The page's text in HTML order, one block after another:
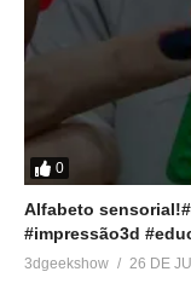
0
Alfabeto
#impressão3d
3dgeekshow 26 DE